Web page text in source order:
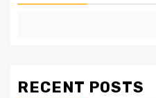
RECENT POSTS